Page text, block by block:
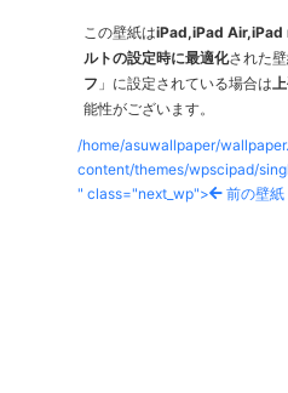
この壁紙はiPad,iPad Air,iPad
ルトの設定時に最適化された
フ 」に設定されている場合は
能性がございます。
/home/asuwallpaper/
content/themes/wpscipad/
" class="next_wp">
前の壁紙